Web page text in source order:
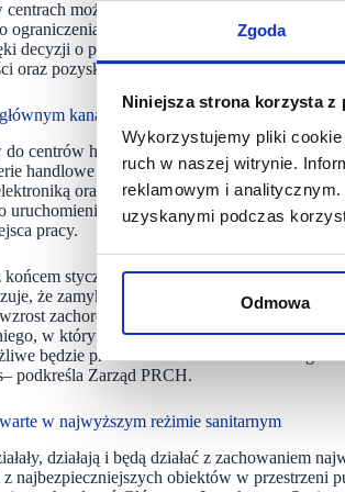
Zgoda
Niniejsza strona korzysta z
Wykorzystujemy pliki
ruch w naszej witrynie.
reklamowym i
uzyskanymi podczas
Odmowa
może uchronić wiele podmiotów
ograniczenia zatrudnienia. Pierwsze miesiące
decyzji o pełnym otwarciu sklepy będą miały
oraz pozyskać środki na zakup kolejnego na
kanałem dystrybucji towarów
centrów handlowych zależy utrzymanie
handlowe są głównym kanałem
oraz tysięcy powiązanych z nimi
uruchomienie galerii i umożliwienie klientom
pracy.
stycznia, zakończy się ostatni z tak
że zamykanie placówek handlowych w
wzrost zachorowań. Realizowany jest już
w którym jak pokazują doświadczenia z
będzie prowadzenie działalności bez
podkreśla Zarząd PRCH.
w najwyższym reżimie sanitarnym
działają i będą działać z zachowaniem
najbezpieczniejszych obiektów w przestrzeni